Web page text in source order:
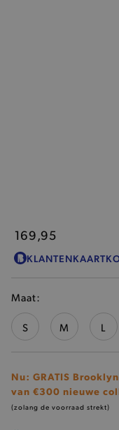
169,95
Maat:
S M L
Nu: GRATIS
van €300 nieuwe
(zolang de voorraad strekt)